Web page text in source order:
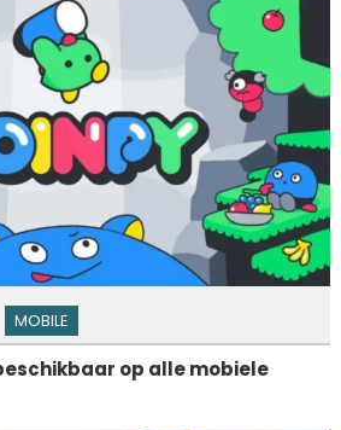
MOBILE
op alle mobiele